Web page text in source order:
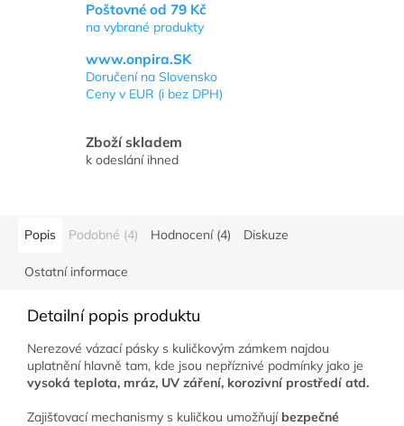
Poštovné od 79 Kč
na vybrané produkty
www.onpira.SK
Doručení na Slovensko
Ceny v EUR (i bez DPH)
Zboží skladem
k odeslání ihned
Popis Podobné (4) Hodnocení (4) Diskuze
Ostatní informace
Detailní popis produktu
Nerezové vázací pásky s kuličkovým zámkem najdou
uplatnění hlavně tam, kde jsou nepříznivé podmínky jako je
vysoká teplota, mráz, UV záření, korozivní prostředí atd.
Zajišťovací mechanismy s kuličkou umožňují bezpečné